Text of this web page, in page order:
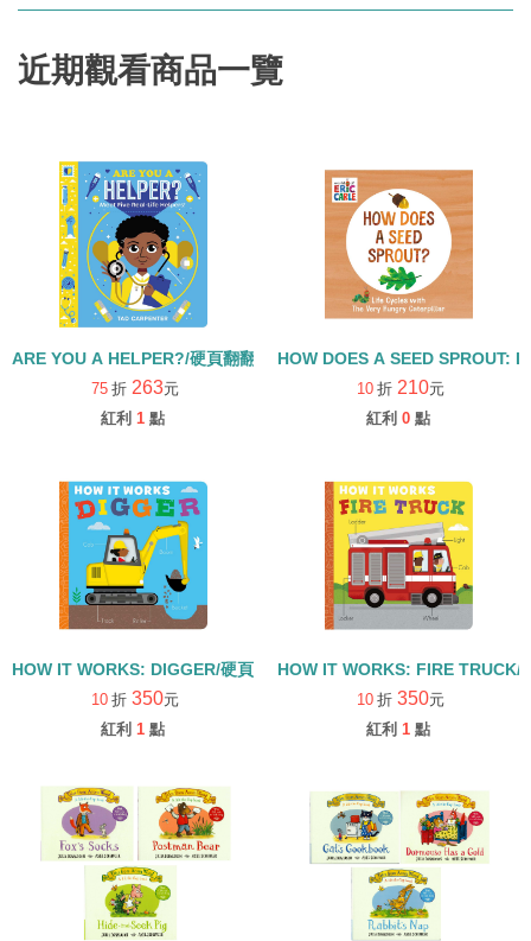
近期觀看商品一覽
ARE YOU A HELPER?/硬頁翻翻書
75 折 263元
紅利 1 點
HOW DOES A SEED SPROUT:
10 折 210元
紅利 0 點
HOW IT WORKS: DIGGER/硬頁書
10 折 350元
紅利 1 點
HOW IT WORKS: FIRE TRUCK/
10 折 350元
紅利 1 點